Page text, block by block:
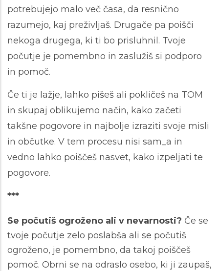
potrebujejo malo več časa, da resnično
razumejo, kaj preživljaš. Drugače pa poišči
nekoga drugega, ki ti bo prisluhnil. Tvoje
počutje je pomembno in zaslužiš si podporo
in pomoč.
Če ti je lažje, lahko pišeš ali pokličeš na TOM
in skupaj oblikujemo način, kako začeti
takšne pogovore in najbolje izraziti svoje misli
in občutke. V tem procesu nisi sam_a in
vedno lahko poiščeš nasvet, kako izpeljati te
pogovore.
***
Se počutiš ogroženo ali v nevarnosti? Če se
tvoje počutje zelo poslabša ali se počutiš
ogroženo, je pomembno, da takoj poiščeš
pomoč. Obrni se na odraslo osebo, ki ji zaupaš,